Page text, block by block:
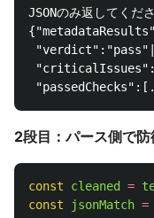
JSONのみ返してくだ
2段目：パース側で
const cleaned =
const
jsonMatch =